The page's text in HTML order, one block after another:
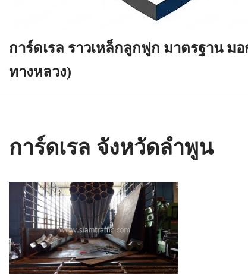
การ์ดเรล ราวเหล็กลูกฟูก มาตรฐาน มอ
ทางหลวง)
การ์ดเรล จังหวัดลำพูน